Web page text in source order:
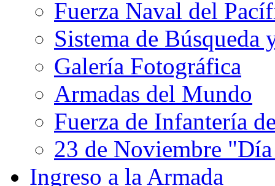
Fuerza Naval del
Sistema de Búsqueda
Galería Fotográfica
Armadas del Mundo
Fuerza de Infantería
23 de Noviembre
Ingreso a la Armada